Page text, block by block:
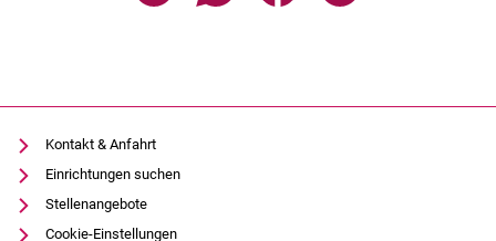
Kontakt & Anfahrt
Einrichtungen suchen
Stellenangebote
Cookie-Einstellungen